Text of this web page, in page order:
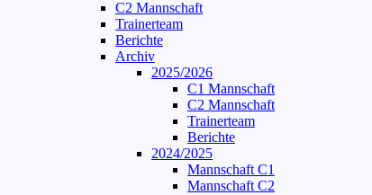
C2 Mannschaft
Trainerteam
Berichte
Archiv
2025/2026
C1 Mannschaft
C2 Mannschaft
Trainerteam
Berichte
2024/2025
Mannschaft C1
Mannschaft C2